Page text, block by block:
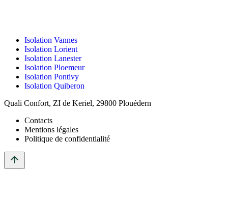
Isolation Vannes
Isolation Lorient
Isolation Lanester
Isolation Ploemeur
Isolation Pontivy
Isolation Quiberon
Quali Confort, ZI de Keriel, 29800 Plouédern
Contacts
Mentions légales
Politique de confidentialité